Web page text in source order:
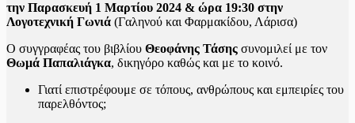
την Παρασκευή 1 Μαρτίου 2024 & ώρα 19:30 στην
Λογοτεχνική Γωνιά (Γαληνού και Φαρμακίδου, Λάρισα)
Ο συγγραφέας του βιβλίου Θεοφάνης Τάσης συνομιλεί με τον
Θωμά Παπαλιάγκα, δικηγόρο καθώς και με το κοινό.
Γιατί επιστρέφουμε σε τόπους, ανθρώπους και εμπειρίες του
παρελθόντος;